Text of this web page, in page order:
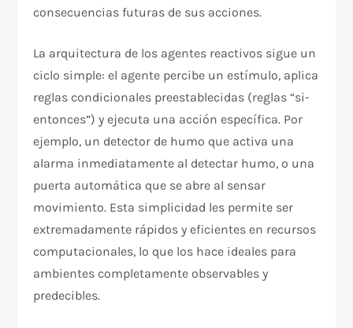
consecuencias futuras de sus acciones.
La arquitectura de los agentes reactivos sigue un
ciclo simple: el agente percibe un estímulo, aplica
reglas condicionales preestablecidas (reglas “si-
entonces”) y ejecuta una acción específica. Por
ejemplo, un detector de humo que activa una
alarma inmediatamente al detectar humo, o una
puerta automática que se abre al sensar
movimiento. Esta simplicidad les permite ser
extremadamente rápidos y eficientes en recursos
computacionales, lo que los hace ideales para
ambientes completamente observables y
predecibles.